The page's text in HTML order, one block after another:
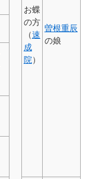
お蝶
の方
（速
成
院）
曽根重辰
の娘